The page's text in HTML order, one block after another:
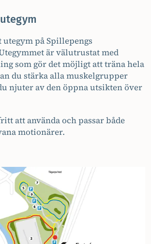
utegym på Spillepengs
är välutrustat med
som gör det möjligt att träna hela
du stärka alla muskelgrupper
njuter av den öppna utsikten över
att använda och passar både
motionärer.